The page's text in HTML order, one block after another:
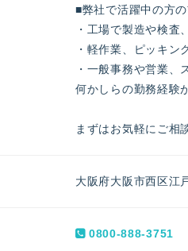
■弊社で活躍中の方
・工場で製造や検査
・軽作業、ピッキン
・一般事務や営業、
何かしらの勤務経験
まずはお気軽にご相
大阪府大阪市西区
0800-888-3751